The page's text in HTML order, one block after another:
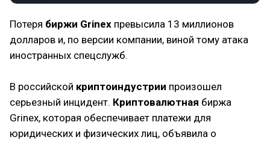
Потеря биржи Grinex превысила 13 миллионов
долларов и, по версии компании, виной тому атака
иностранных спецслужб.
В российской криптоиндустрии произошел
серьезный инцидент. Криптовалютная биржа
Grinex, которая обеспечивает платежи для
юридических и физических лиц, объявила о